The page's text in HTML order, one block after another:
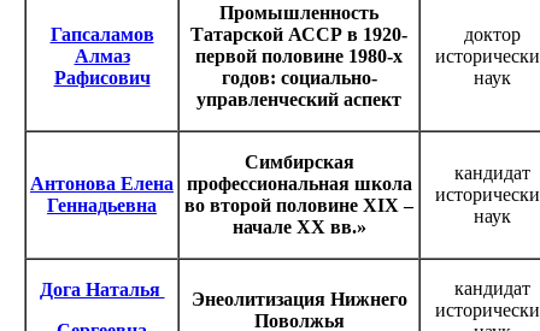
Гапсаламов
Алмаз
Рафисович
Промышленность
Татарской АССР в 1920-
первой половине 1980-х
годов: социально-
управленческий аспект
доктор
наук
Антонова Елена
Геннадьевна
Симбирская
профессиональная школа
во второй половине XIX –
начале XX вв.»
кандидат
наук
Дога Наталья
Энеолитизация Нижнего
Поволжья
кандидат